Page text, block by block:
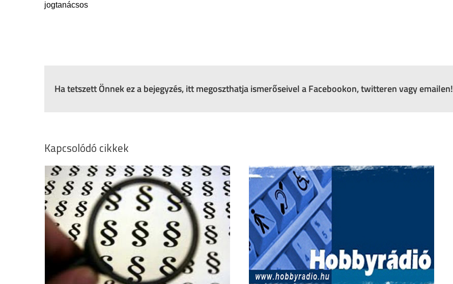
jogtanácsos
Ha tetszett Önnek ez a bejegyzés, itt megoszthatja ismerőseivel a Facebookon, twitteren vagy emailen!
Kapcsolódó cikkek